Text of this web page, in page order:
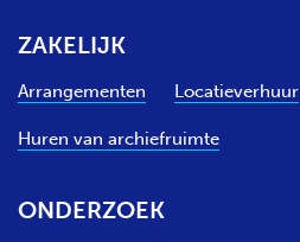
ZAKELIJK
Arrangementen Locatieverhuur
Huren van archiefruimte
ONDERZOEK